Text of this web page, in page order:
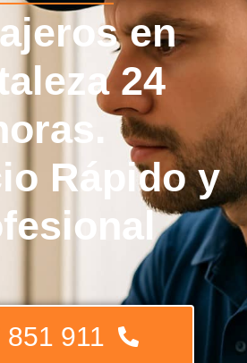
en
24
Rápido y
851 911